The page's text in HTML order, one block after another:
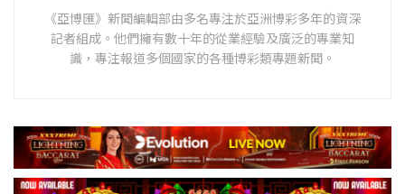
《亞博匯》新聞編輯部由多名專注於亞洲博彩多年的資深
記者組成。他們擁有數十年的從業經驗及廣泛的專業知
識，專注報道多個國家的各種博彩類專題新聞。